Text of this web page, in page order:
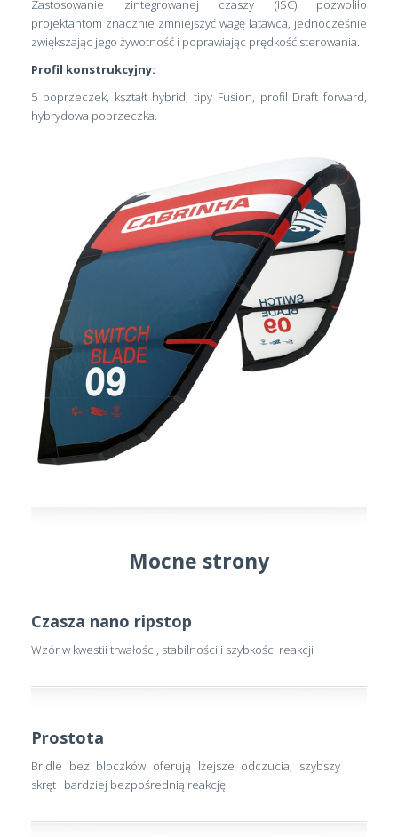
Zastosowanie zintegrowanej czaszy (ISC) pozwoliło
projektantom znacznie zmniejszyć wagę latawca, jednocześnie
zwiększając jego żywotność i poprawiając prędkość sterowania.
Profil konstrukcyjny:
5 poprzeczek, kształt hybrid, tipy Fusion, profil Draft forward,
hybrydowa poprzeczka.
Mocne strony
Czasza nano ripstop
Wzór w kwestii trwałości, stabilności i szybkości reakcji
Prostota
Bridle bez bloczków oferują lżejsze odczucia, szybszy
skręt i bardziej bezpośrednią reakcję